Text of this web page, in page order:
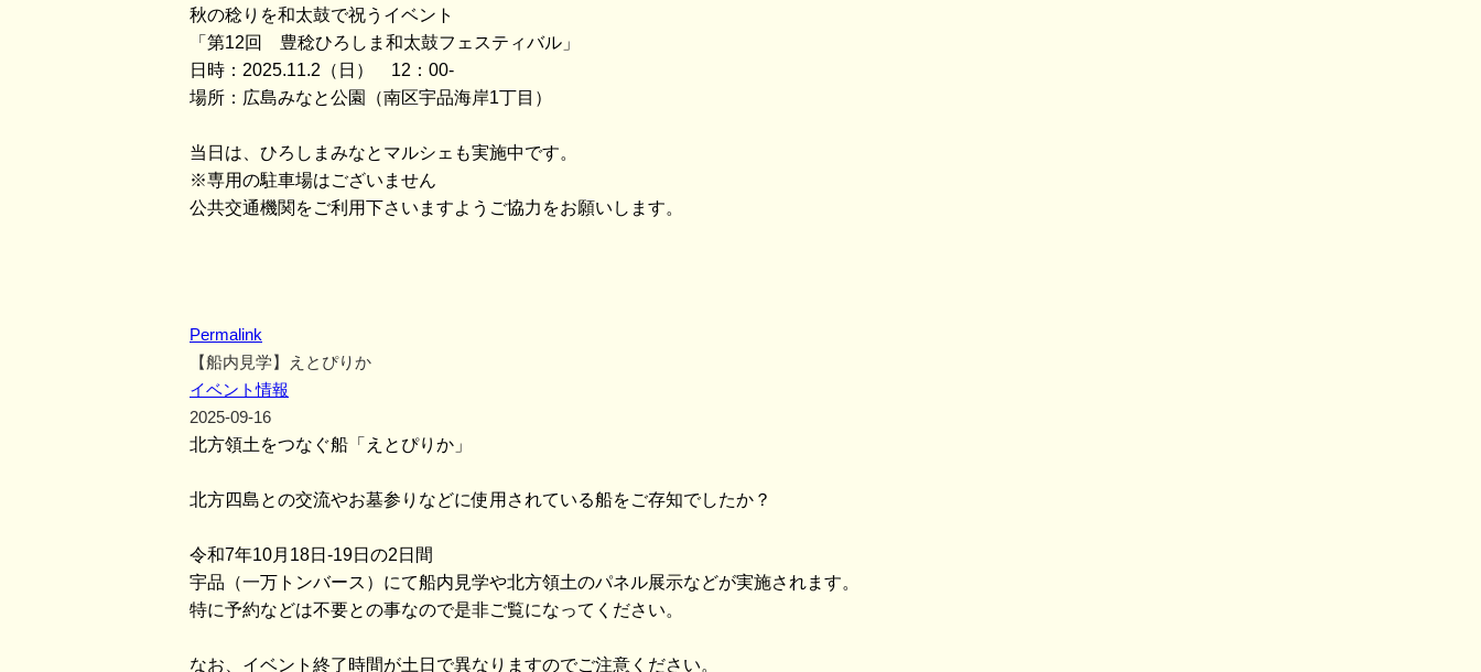
秋の稔りを和太鼓で祝うイベント
「第12回 豊稔ひろしま和太鼓フェスティバル」
日時：2025.11.2（日） 12：00-
場所：広島みなと公園（南区宇品海岸1丁目）
当日は、ひろしまみなとマルシェも実施中です。
※専用の駐車場はございません
公共交通機関をご利用下さいますようご協力をお願いします。
Permalink
【船内見学】えとぴりか
イベント情報
2025-09-16
北方領土をつなぐ船「えとぴりか」
北方四島との交流やお墓参りなどに使用されている船をご存知でしたか？
令和7年10月18日-19日の2日間
宇品（一万トンバース）にて船内見学や北方領土のパネル展示などが実施されます。
特に予約などは不要との事なので是非ご覧になってください。
なお、イベント終了時間が土日で異なりますのでご注意ください。